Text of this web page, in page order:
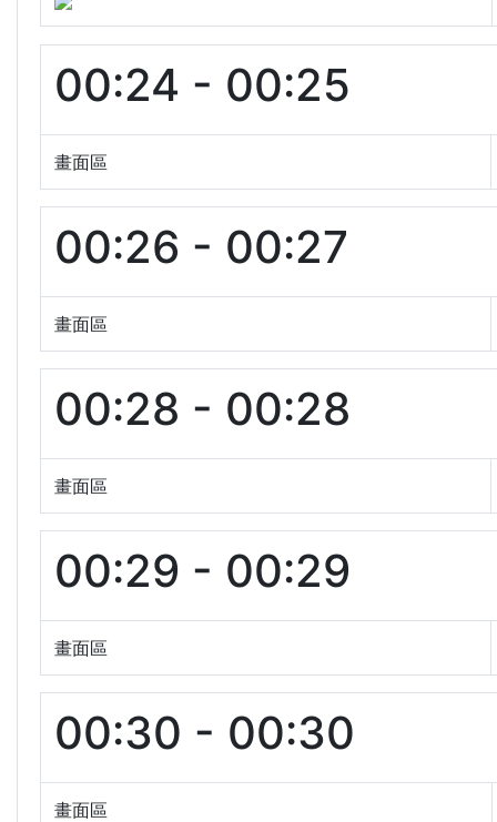
00:24 - 00:25
畫面區
00:26 - 00:27
畫面區
00:28 - 00:28
畫面區
00:29 - 00:29
畫面區
00:30 - 00:30
畫面區